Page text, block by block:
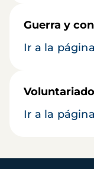
Guerra y
Ir a la
Voluntariado
Ir a la